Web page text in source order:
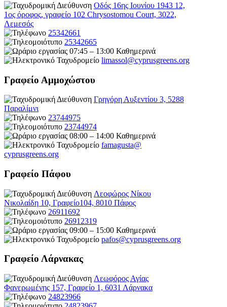
Οδός 16ης Ιουνίου 1943 12,
1ος όροφος, γραφείο 102 Chrysostomou Court, 3022,
Λεμεσός
25342661
25342665
07:45 – 13:00 Καθημερινά
limassol@cyprusgreens.org
Γραφείο Αμμοχώστου
Γρηγόρη Αυξεντίου 3, 5288
Παραλίμνι
23744975
23744974
08:00 – 14:00 Καθημερινά
famagusta@
cyprusgreens.org
Γραφείο Πάφου
Λεοφώρος Νίκου
Νικολαίδη 10, Γραφείο104, 8010 Πάφος
26911692
26912319
09:00 – 15:00 Καθημερινά
pafos@cyprusgreens.org
Γραφείο Λάρνακας
Λεωφόρος Αγίας
Φανερωμένης 157, Γραφείο 1, 6031 Λάρνακα
24823966